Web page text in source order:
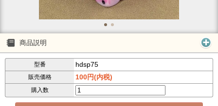
商品説明
型番 hdsp75
販売価格 100円(内税)
購入数